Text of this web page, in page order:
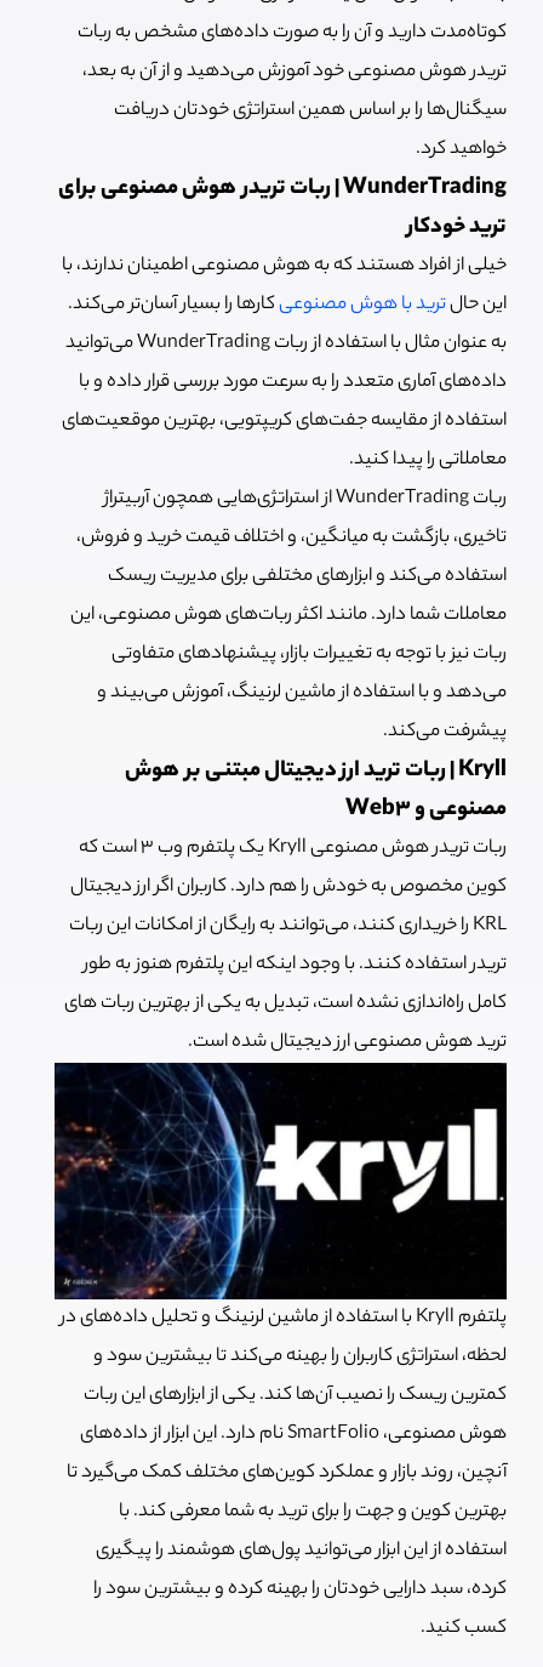
کوتاه‌مدت دارید و آن را به صورت داده‌های مشخص به ربات
تریدر هوش مصنوعی خود آموزش می‌دهید و از آن به بعد،
سیگنال‌ها را بر اساس همین استراتژی خودتان دریافت
خواهید کرد.
WunderTrading | ربات تریدر هوش مصنوعی برای
ترید خودکار
خیلی از افراد هستند که به هوش مصنوعی اطمینان ندارند، با
این حالترید با هوش مصنوعیکارها را بسیار آسان‌تر می‌کند.
به عنوان مثال با استفاده از ربات WunderTrading می‌توانید
داده‌های آماری متعدد را به سرعت مورد بررسی قرار داده و با
استفاده از مقایسه جفت‌های کریپتویی، بهترین موقعیت‌های
معاملاتی را پیدا کنید.
ربات WunderTrading از استراتژی‌هایی همچون آربیتراژ
تاخیری، بازگشت به میانگین، و اختلاف قیمت خرید و فروش،
استفاده می‌کند و ابزارهای مختلفی برای مدیریت ریسک
معاملات شما دارد. مانند اکثر ربات‌های هوش مصنوعی، این
ربات نیز با توجه به تغییرات بازار، پیشنهاد‌های متفاوتی
می‌دهد و با استفاده از ماشین لرنینگ، آموزش می‌بیند و
پیشرفت می‌کند.
Kryll | ربات ترید ارز دیجیتال مبتنی بر هوش
مصنوعی و Web3
ربات تریدر هوش مصنوعی Kryll یک پلتفرم وب 3 است که
کوین مخصوص به خودش را هم دارد. کاربران اگر ارز دیجیتال
KRL را خریداری کنند، می‌توانند به رایگان از امکانات این ربات
تریدر استفاده کنند. با وجود اینکه این پلتفرم هنوز به طور
کامل راه‌اندازی نشده است، تبدیل به یکی از بهترین ربات های
ترید هوش مصنوعی ارز دیجیتال شده است.
پلتفرم Kryll با استفاده از ماشین لرنینگ و تحلیل داده‌های در
لحظه، استراتژی کاربران را بهینه می‌کند تا بیشترین سود و
کمترین ریسک را نصیب آن‌ها کند. یکی از ابزارهای این ربات
هوش مصنوعی، SmartFolio نام دارد. این ابزار از داده‌های
آنچین، روند بازار و عملکرد کوین‌های مختلف کمک می‌گیرد تا
بهترین کوین و جهت را برای ترید به شما معرفی کند. با
استفاده از این ابزار می‌توانید پول‌های هوشمند را پیگیری
کرده، سبد دارایی خودتان را بهینه کرده و بیشترین سود را
کسب کنید.